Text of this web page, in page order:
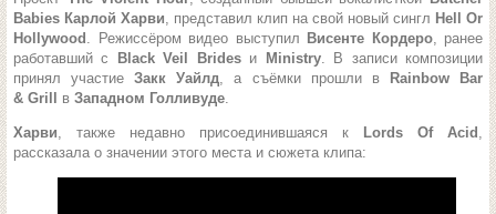
Babies Карлой Харви, представил клип на свой новый сингл Hell Or
Hollywood . Режиссёром видео выступил Висенте Кордеро, ранее
работавший с
Black Veil Brides и Ministry. В записи композиции
принял участиеЗакк Уайлд, а съёмки прошли в
Rainbow Bar
& Grill в Западном Голливуде.
Харви, также недавно присоединившаяся к Lords Of Acid ,
рассказала о значении этого места и сюжета клипа: